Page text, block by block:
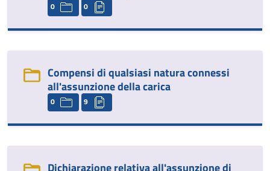
0 0
Compensi di qualsiasi natura connessi
all'assunzione della carica
0 9
Dichiarazione relativa all'assunzione di